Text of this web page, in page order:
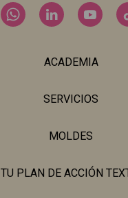
ACADEMIA
SERVICIOS
MOLDES
TU PLAN DE ACCIÓN